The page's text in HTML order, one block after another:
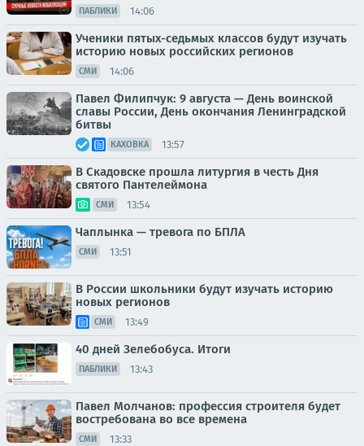
ПАБЛИКИ 14:06
Ученики пятых-седьмых классов будут изучать
историю новых российских регионов
СМИ 14:06
Павел Филипчук: 9 августа — День воинской
славы России, День окончания Ленинградской
битвы
КАХОВКА 13:57
В Скадовске прошла литургия в честь Дня
святого Пантелеймона
СМИ 13:54
Чаплынка — тревога по БПЛА
СМИ 13:51
В России школьники будут изучать историю
новых регионов
СМИ 13:49
40 дней Зелебобуса. Итоги
ПАБЛИКИ 13:43
Павел Молчанов: профессия строителя будет
востребована во все времена
СМИ 13:33